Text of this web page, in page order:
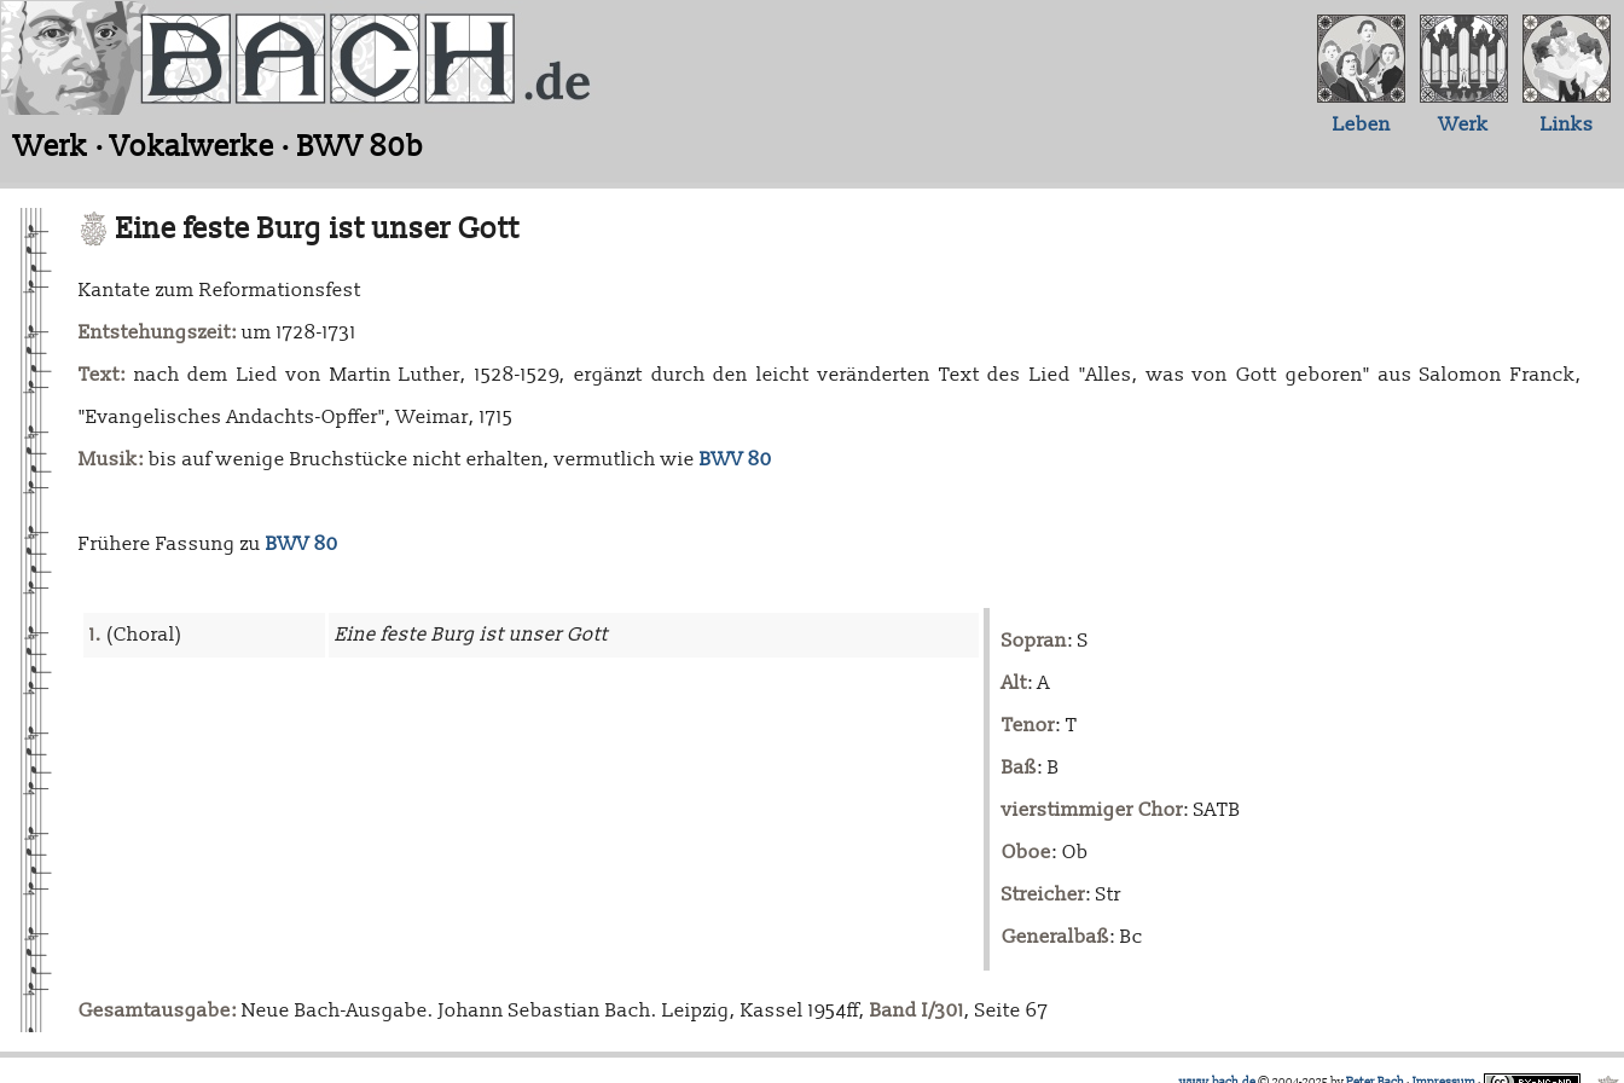
Werk · Vokalwerke · BWV 80b
Leben Werk Links
Eine feste Burg ist unser Gott
Kantate zum Reformationsfest
Entstehungszeit: um 1728-1731
Text: nach dem Lied von Martin Luther, 1528-1529, ergänzt durch den leicht veränderten Text des Lied "Alles, was von Gott geboren" aus Salomon Franck,
"Evangelisches Andachts-Opffer", Weimar, 1715
Musik: bis auf wenige Bruchstücke nicht erhalten, vermutlich wie BWV 80
Frühere Fassung zu BWV 80
1. (Choral) Eine feste Burg ist unser Gott Sopran: S
Alt: A
Tenor: T
Baß: B
vierstimmiger Chor: SATB
Oboe: Ob
Streicher: Str
Generalbaß: Bc
Gesamtausgabe: Neue Bach-Ausgabe. Johann Sebastian Bach. Leipzig, Kassel 1954ff, Band I/301, Seite 67